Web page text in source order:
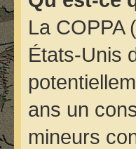
La COPPA
États-Unis
ans un
mineurs